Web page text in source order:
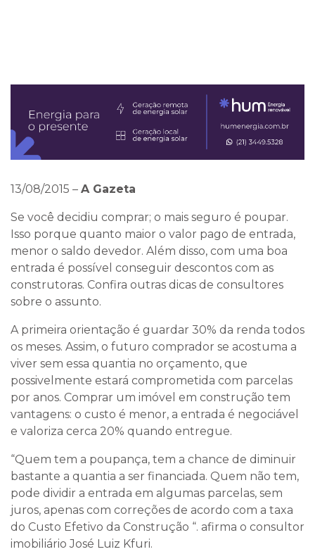
13/08/2015 – A Gazeta
Se você decidiu comprar; o mais seguro é poupar.
Isso porque quanto maior o valor pago de entrada,
menor o saldo devedor. Além disso, com uma boa
entrada é possível conseguir descontos com as
construtoras. Confira outras dicas de consultores
sobre o assunto.
A primeira orientação é guardar 30% da renda todos
os meses. Assim, o futuro comprador se acostuma a
viver sem essa quantia no orçamento, que
possivelmente estará comprometida com parcelas
por anos. Comprar um imóvel em construção tem
vantagens: o custo é menor, a entrada é negociável
e valoriza cerca 20% quando entregue.
“Quem tem a poupança, tem a chance de diminuir
bastante a quantia a ser financiada. Quem não tem,
pode dividir a entrada em algumas parcelas, sem
juros, apenas com correções de acordo com a taxa
do Custo Efetivo da Construção “. afirma o consultor
imobiliário José Luiz Kfuri.